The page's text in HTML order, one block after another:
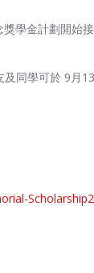
學金計劃開始
同學可於 9月